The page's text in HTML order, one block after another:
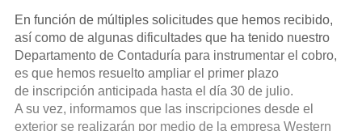
En función de múltiples solicitudes que hemos recibido,
así como de algunas dificultades que ha tenido nuestro
Departamento de Contaduría para instrumentar el cobro,
es que hemos resuelto ampliar el primer plazo
de inscripción anticipada hasta el día 30 de julio.
A su vez, informamos que las inscripciones desde el
exterior se realizarán por medio de la empresa Western